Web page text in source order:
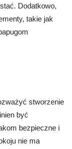
Dodatkowo,
takie jak
stworzenie
być
bezpieczne i
nie ma